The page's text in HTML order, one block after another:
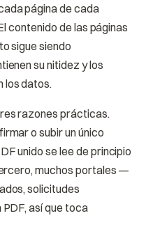
página de cada
contenido de las páginas
sigue siendo
su nitidez y los
los datos.
razones prácticas.
o subir un único
unido se lee de principio
muchos portales —
solicitudes
así que toca